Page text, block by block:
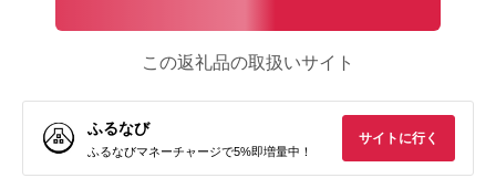
この返礼品の取扱いサイト
ふるなび
ふるなびマネーチャージで5%即増量中！
サイトに行く